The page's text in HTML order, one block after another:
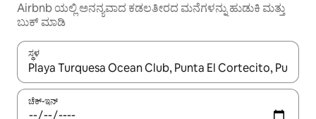
Airbnb ಯಲ್ಲಿ ಅನನ್ಯವಾದ ಕಡಲತೀರದ ಮನೆಗಳನ್ನು ಹುಡುಕಿ ಮತ್ತು
ಬುಕ್ ಮಾಡಿ
ಸ್ಥಳ
ಫಲಿತಾಂಶಗಳು ಲಭ್ಯವಿರುವಾಗ, ಅಪ್ ಮತ್ತು ಡೌನ್ ಬಾಣದ ಕೀಲಿಗಳೊಂದಿಗೆ
ಚೆಕ್-ಇನ್